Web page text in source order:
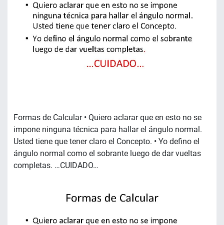
Formas de Calcular • Quiero aclarar que en esto no se
impone ninguna técnica para hallar el ángulo normal.
Usted tiene que tener claro el Concepto. • Yo defino el
ángulo normal como el sobrante luego de dar vueltas
completas. …CUIDADO…